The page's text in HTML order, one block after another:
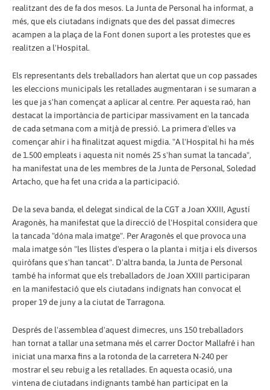
realitzant des de fa dos mesos. La Junta de Personal ha informat, a
més, que els ciutadans indignats que des del passat dimecres
acampen a la plaça de la Font donen suport a les protestes que es
realitzen a l'Hospital.
Els representants dels treballadors han alertat que un cop passades
les eleccions municipals les retallades augmentaran i se sumaran a
les que ja s'han començat a aplicar al centre. Per aquesta raó, han
destacat la importància de participar massivament en la tancada
de cada setmana com a mitjà de pressió. La primera d'elles va
començar ahir i ha finalitzat aquest migdia. "A l'Hospital hi ha més
de 1.500 empleats i aquesta nit només 25 s'han sumat la tancada",
ha manifestat una de les membres de la Junta de Personal, Soledad
Artacho, que ha fet una crida a la participació.
De la seva banda, el delegat sindical de la CGT a Joan XXIII, Agustí
Aragonès, ha manifestat que la direcció de l'Hospital considera que
la tancada "dóna mala imatge". Per Aragonès el que provoca una
mala imatge són "les llistes d'espera o la planta i mitja i els diversos
quiròfans que s'han tancat". D'altra banda, la Junta de Personal
també ha informat que els treballadors de Joan XXIII participaran
en la manifestació que els ciutadans indignats han convocat el
proper 19 de juny a la ciutat de Tarragona.
Després de l'assemblea d'aquest dimecres, uns 150 treballadors
han tornat a tallar una setmana més el carrer Doctor Mallafré i han
iniciat una marxa fins a la rotonda de la carretera N-240 per
mostrar el seu rebuig a les retallades. En aquesta ocasió, una
vintena de ciutadans indignants també han participat en la